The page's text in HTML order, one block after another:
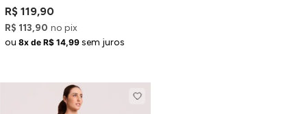
R$ 119,90
R$ 113,90 no pix
ou 8x de R$ 14,99 sem juros